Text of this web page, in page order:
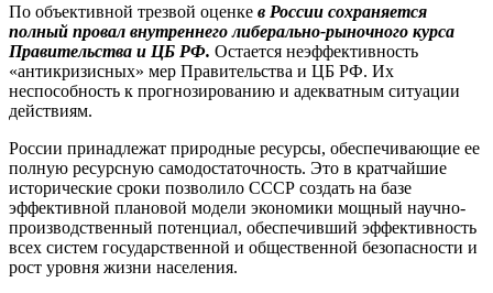
По объективной трезвой оценке в России сохраняется
полный провал внутреннего либерально-рыночного курса
Правительства и ЦБ РФ. Остается неэффективность
«антикризисных» мер Правительства и ЦБ РФ. Их
неспособность к прогнозированию и адекватным ситуации
действиям.
России принадлежат природные ресурсы, обеспечивающие ее
полную ресурсную самодостаточность. Это в кратчайшие
исторические сроки позволило СССР создать на базе
эффективной плановой модели экономики мощный научно-
производственный потенциал, обеспечивший эффективность
всех систем государственной и общественной безопасности и
рост уровня жизни населения.